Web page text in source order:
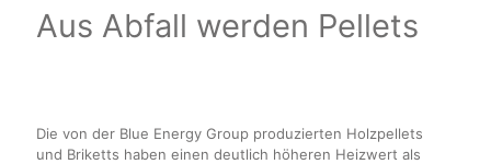
Aus Abfall werden Pellets
Die von der Blue Energy Group produzierten Holzpellets
und Briketts haben einen deutlich höheren Heizwert als